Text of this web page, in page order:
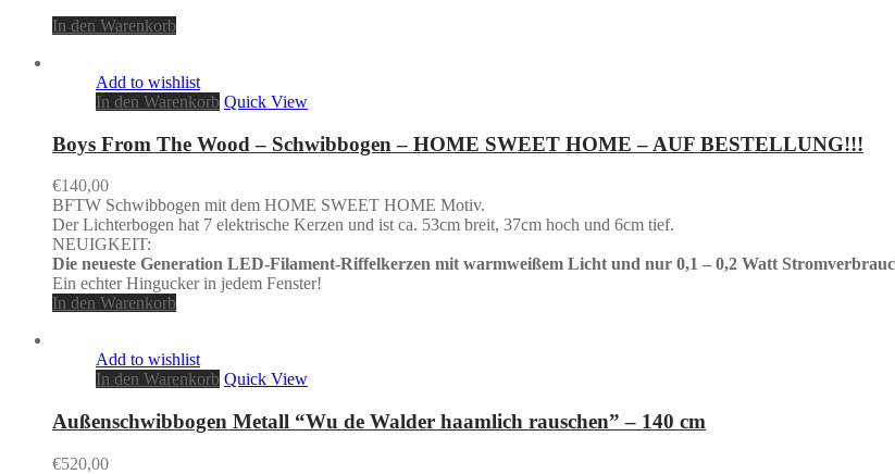
In den Warenkorb
Add to wishlist
In den Warenkorb Quick View
Boys From The Wood – Schwibbogen – HOME SWEET HOME – AUF BESTELLUNG!!!
€140,00
BFTW Schwibbogen mit dem HOME SWEET HOME Motiv.
Der Lichterbogen hat 7 elektrische Kerzen und ist ca. 53cm breit, 37cm hoch und 6cm tief.
NEUIGKEIT:
Die neueste Generation LED-Filament-Riffelkerzen mit warmweißem Licht und nur 0,1 – 0,2 Watt
Ein echter Hingucker in jedem Fenster!
In den Warenkorb
Add to wishlist
In den Warenkorb Quick View
Außenschwibbogen Metall “Wu de Walder haamlich rauschen” – 140 cm
€520,00